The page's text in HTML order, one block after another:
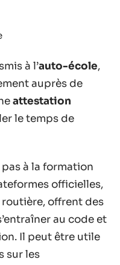
à l’auto-école,
auprès de
attestation
le temps de
à la formation
officielles,
offrent des
au code et
Il peut être utile
sur les